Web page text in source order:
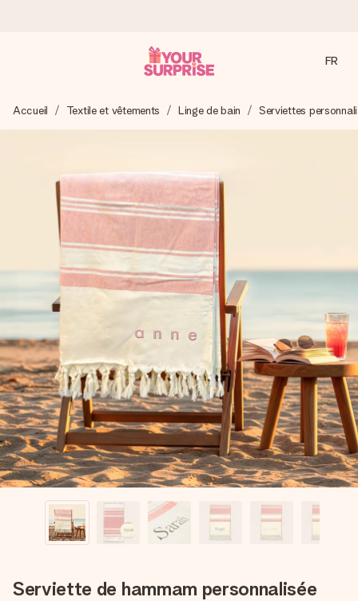
Nous préparons votre cadeau avec attention et l’envoyons
en un éclair – pour que vous puissiez l’offrir au bon moment,
4,9 (sur la base de +15 000 avis)
Nos cadeaux sont appréciés. Les clients nous attribuent
une note de 4,9 sur Google Reviews (total de tous les
pays où nous sommes présents).
Carte de vœux gratuite
Créez quelque chose d’unique en quelques étapes – avec
son prénom, votre photo ou un message qui touche le cœur.
Sans complications, juste tout l’amour pour le moment idéal.
FR
Accueil Textile et vêtements Linge de bain Serviettes
Serviette de hammam personnalisée